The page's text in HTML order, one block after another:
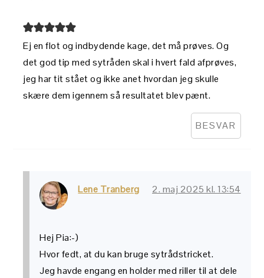
Ej en flot og indbydende kage, det må prøves. Og
det god tip med sytråden skal i hvert fald afprøves,
jeg har tit stået og ikke anet hvordan jeg skulle
skære dem igennem så resultatet blev pænt.
BESVAR
Lene Tranberg 2. maj 2025 kl. 13:54
Hej Pia:-)
Hvor fedt, at du kan bruge sytrådstricket.
Jeg havde engang en holder med riller til at dele